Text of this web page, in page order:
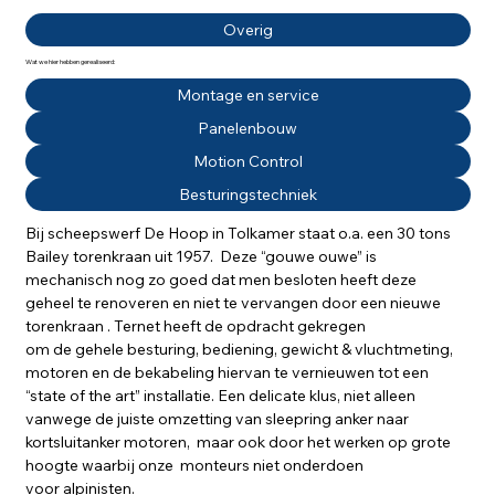
Overig
Wat we hier hebben gerealiseerd:
Montage en service
Panelenbouw
Motion Control
Besturingstechniek
Bij scheepswerf De Hoop in Tolkamer staat o.a. een 30 tons
Bailey torenkraan uit 1957.  Deze “gouwe ouwe” is
mechanisch nog zo goed dat men besloten heeft deze
geheel te renoveren en niet te vervangen door een nieuwe
torenkraan . Ternet heeft de opdracht gekregen
om de gehele besturing, bediening, gewicht & vluchtmeting,
motoren en de bekabeling hiervan te vernieuwen tot een
“state of the art” installatie. Een delicate klus, niet alleen
vanwege de juiste omzetting van sleepring anker naar
kortsluitanker motoren,  maar ook door het werken op grote
hoogte waarbij onze  monteurs niet onderdoen
voor alpinisten.